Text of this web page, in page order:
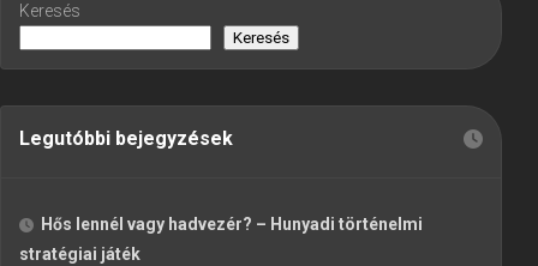
Keresés
Keresés
Legutóbbi bejegyzések
Hős lennél vagy hadvezér? – Hunyadi történelmi
stratégiai játék